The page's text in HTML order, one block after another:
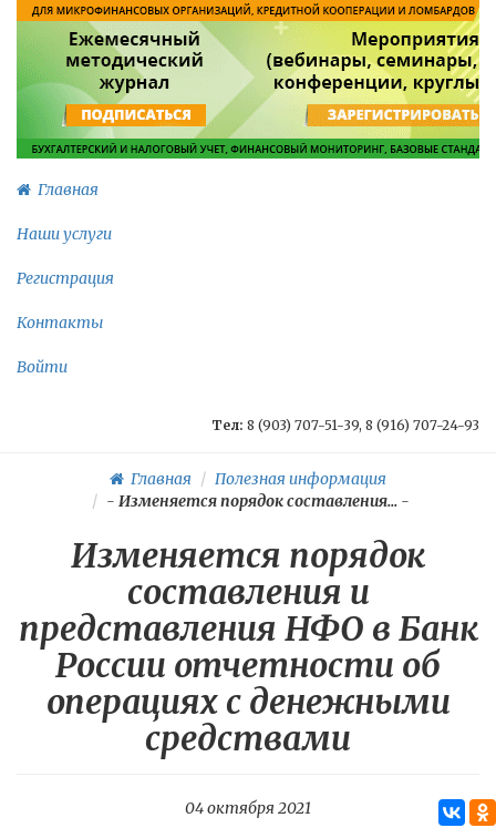
Главная
Наши услуги
Регистрация
Контакты
Войти
Тел: 8 (903) 707-51-39, 8 (916) 707-24-93
Главная
Полезная информация
- Изменяется порядок составления... -
Изменяется порядок
составления и
представления НФО в Банк
России отчетности об
операциях с денежными
средствами
04 октября 2021